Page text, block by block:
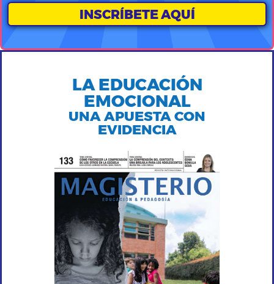
INSCRÍBETE AQUÍ
LA EDUCACIÓN
EMOCIONAL
UNA APUESTA CON
EVIDENCIA